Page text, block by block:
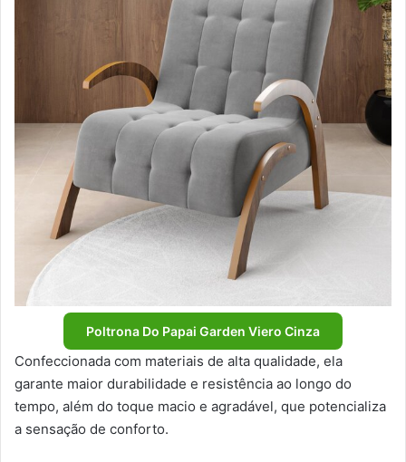
Poltrona Do Papai Garden Viero Cinza
Confeccionada com materiais de alta qualidade, ela
garante maior durabilidade e resistência ao longo do
tempo, além do toque macio e agradável, que potencializa
a sensação de conforto.